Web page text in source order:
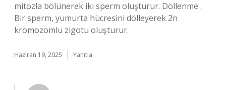
mitozla bölünerek iki sperm oluşturur. Döllenme .
Bir sperm, yumurta hücresini dölleyerek 2n
kromozomlu zigotu oluşturur.
Haziran 19, 2025 Yanıtla